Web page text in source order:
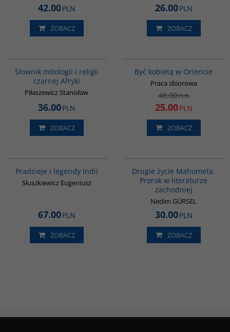
42.00PLN
ZOBACZ
26.00PLN
ZOBACZ
Słownik mitologii i religii
czarnej Afryki
Piłaszewicz Stanisław
36.00PLN
ZOBACZ
Być kobietą w Oriencie
Praca zbiorowa
48.00PLN
25.00PLN
ZOBACZ
Pradzieje i legendy Indii
Słuszkiewicz Eugeniusz
67.00PLN
ZOBACZ
Drugie życie Mahometa.
Prorok w literaturze
zachodniej
Nedim GÜRSEL
30.00PLN
ZOBACZ